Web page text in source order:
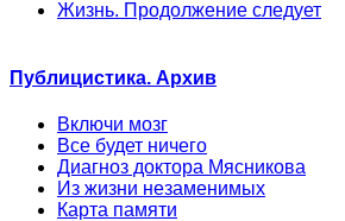
Жизнь. Продолжение следует
Публицистика. Архив
Включи мозг
Все будет ничего
Диагноз доктора Мясникова
Из жизни незаменимых
Карта памяти